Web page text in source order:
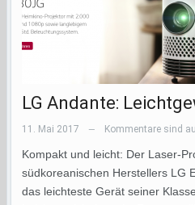
LG Andante:
11. Mai 2017 — Kommentare sind
Kompakt und leicht: Der Laser-
südkoreanischen Herstellers LG
das leichteste Gerät seiner